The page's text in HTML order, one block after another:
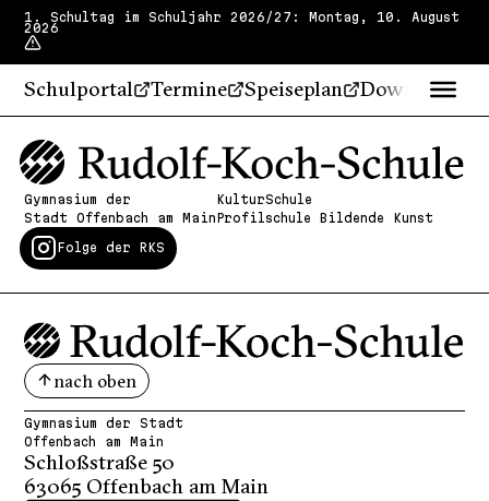
1. Schultag im Schuljahr 2026/27: Montag, 10. August
2026
Schulportal Termine Speiseplan Downloads
Gymnasium der
Stadt Offenbach am Main
KulturSchule
Profilschule Bildende Kunst
Folge der RKS
nach oben
Gymnasium der Stadt
Offenbach am Main
Schloßstraße 50
63065 Offenbach am Main